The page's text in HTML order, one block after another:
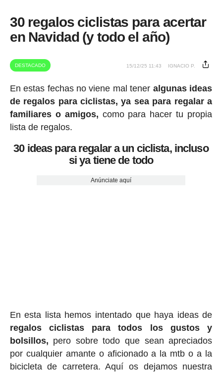
30 regalos ciclistas para acertar
en Navidad (y todo el año)
DESTACADO 15/12/25 11:43 IGNACIO P.
En estas fechas no viene mal tener algunas ideas
de regalos para ciclistas, ya sea para regalar a
familiares o amigos, como para hacer tu propia
lista de regalos.
30 ideas para regalar a un ciclista, incluso
si ya tiene de todo
Anúnciate aquí
En esta lista hemos intentado que haya ideas de
regalos ciclistas para todos los gustos y
bolsillos, pero sobre todo que sean apreciados
por cualquier amante o aficionado a la mtb o a la
bicicleta de carretera. Aquí os dejamos nuestra